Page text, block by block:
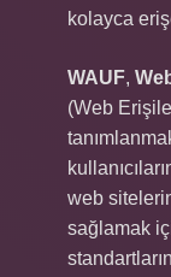
kolayca
WAUF,
(Web
web
sağlamak